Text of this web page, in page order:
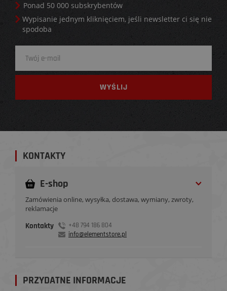
Ponad 50 000 subskrybentów
Wypisanie jednym kliknięciem, jeśli newsletter ci się nie
spodoba
KONTAKTY
E-shop
Zamówienia online, wysyłka, dostawa, wymiany, zwroty,
reklamacje
Kontakty
+48 794 186 804
info@elementstore.pl
PRZYDATNE INFORMACJE